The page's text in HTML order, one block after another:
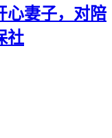
心妻子，对陪
社